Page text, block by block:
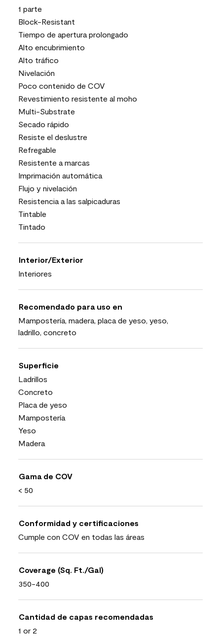
1 parte
Block-Resistant
Tiempo de apertura prolongado
Alto encubrimiento
Alto tráfico
Nivelación
Poco contenido de COV
Revestimiento resistente al moho
Multi-Substrate
Secado rápido
Resiste el deslustre
Refregable
Resistente a marcas
Imprimación automática
Flujo y nivelación
Resistencia a las salpicaduras
Tintable
Tintado
Interior/Exterior
Interiores
Recomendado para uso en
Mampostería, madera, placa de yeso, yeso,
ladrillo, concreto
Superficie
Ladrillos
Concreto
Placa de yeso
Mampostería
Yeso
Madera
Gama de COV
< 50
Conformidad y certificaciones
Cumple con COV en todas las áreas
Coverage (Sq. Ft./Gal)
350-400
Cantidad de capas recomendadas
1 or 2